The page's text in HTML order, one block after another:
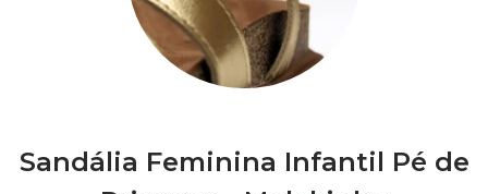
Sandália Feminina Infantil Pé de